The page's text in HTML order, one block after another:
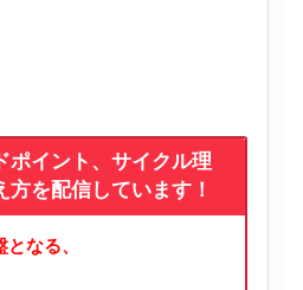
ポイント、サイクル理
方を配信しています！
なる、